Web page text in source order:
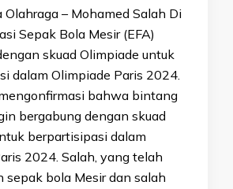
Olahraga – Mohamed Salah Di
Sepak Bola Mesir (EFA)
skuad Olimpiade untuk
dalam Olimpiade Paris 2024.
bahwa bintang
bergabung dengan skuad
berpartisipasi dalam
2024. Salah, yang telah
sepak bola Mesir dan salah